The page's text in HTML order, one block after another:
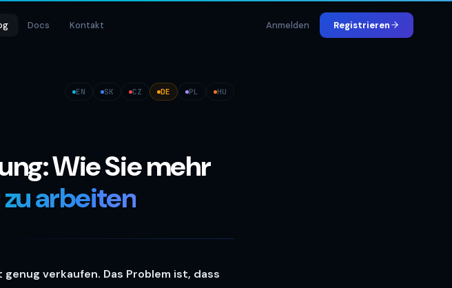
Docs Kontakt Anmelden Registrieren
EN SK CZ DE PL HU
Wie Sie mehr
arbeiten
verkaufen. Das Problem ist, dass